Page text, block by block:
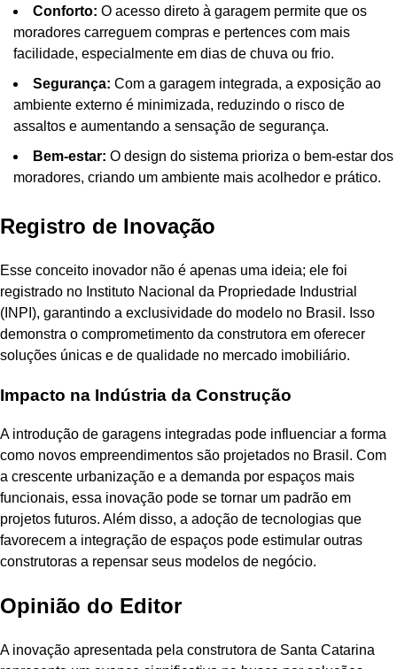
Conforto: O acesso direto à garagem permite que os
moradores carreguem compras e pertences com mais
facilidade, especialmente em dias de chuva ou frio.
Segurança: Com a garagem integrada, a exposição ao
ambiente externo é minimizada, reduzindo o risco de
assaltos e aumentando a sensação de segurança.
Bem-estar: O design do sistema prioriza o bem-estar dos
moradores, criando um ambiente mais acolhedor e prático.
Registro de Inovação
Esse conceito inovador não é apenas uma ideia; ele foi
registrado no Instituto Nacional da Propriedade Industrial
(INPI), garantindo a exclusividade do modelo no Brasil. Isso
demonstra o comprometimento da construtora em oferecer
soluções únicas e de qualidade no mercado imobiliário.
Impacto na Indústria da Construção
A introdução de garagens integradas pode influenciar a forma
como novos empreendimentos são projetados no Brasil. Com
a crescente urbanização e a demanda por espaços mais
funcionais, essa inovação pode se tornar um padrão em
projetos futuros. Além disso, a adoção de tecnologias que
favorecem a integração de espaços pode estimular outras
construtoras a repensar seus modelos de negócio.
Opinião do Editor
A inovação apresentada pela construtora de Santa Catarina